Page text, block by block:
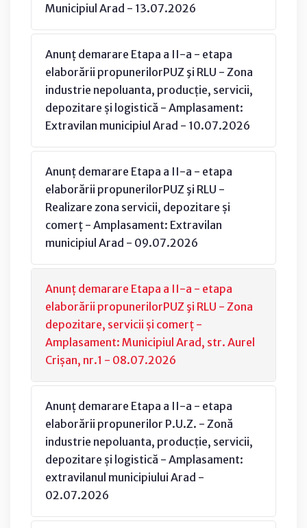
Municipiul Arad - 13.07.2026
Anunț demarare Etapa a II-a - etapa
elaborării propunerilorPUZ şi RLU - Zona
industrie nepoluanta, producție, servicii,
depozitare și logistică - Amplasament:
Extravilan municipiul Arad - 10.07.2026
Anunț demarare Etapa a II-a - etapa
elaborării propunerilorPUZ şi RLU -
Realizare zona servicii, depozitare și
comerț - Amplasament: Extravilan
municipiul Arad - 09.07.2026
Anunț demarare Etapa a II-a - etapa
elaborării propunerilorPUZ şi RLU - Zona
depozitare, servicii și comerț -
Amplasament: Municipiul Arad, str. Aurel
Crișan, nr.1 - 08.07.2026
Anunț demarare Etapa a II-a - etapa
elaborării propunerilor P.U.Z. - Zonă
industrie nepoluanta, producție, servicii,
depozitare și logistică - Amplasament:
extravilanul municipiului Arad -
02.07.2026